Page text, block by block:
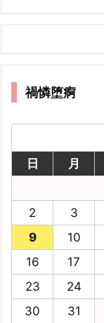
禍憐堕痾
日
月
2
3
9
10
16
17
23
24
30
31